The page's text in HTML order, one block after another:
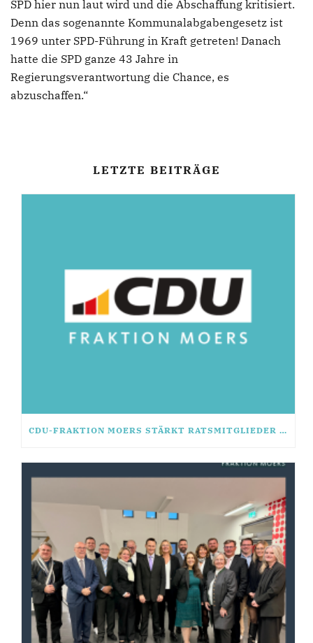
SPD hier nun laut wird und die Abschaffung kritisiert.
Denn das sogenannte Kommunalabgabengesetz ist
1969 unter SPD-Führung in Kraft getreten! Danach
hatte die SPD ganze 43 Jahre in
Regierungsverantwortung die Chance, es
abzuschaffen.“
LETZTE BEITRÄGE
CDU-FRAKTION MOERS STÄRKT RATSMITGLIEDER MIT SEMINAR „FIT FÜR DAS MANDAT“